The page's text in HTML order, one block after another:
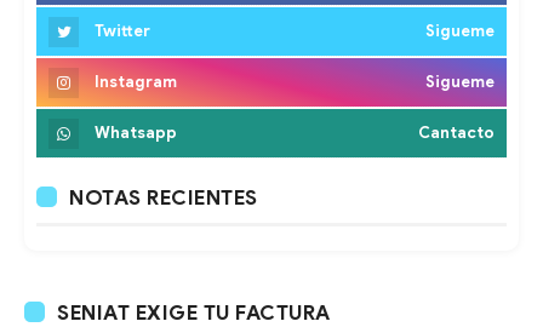
Twitter Sigueme
Instagram Sigueme
Whatsapp Cantacto
NOTAS RECIENTES
SENIAT EXIGE TU FACTURA